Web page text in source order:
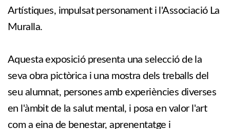
Artístiques, impulsat personament i l'Associació La
Muralla.
Aquesta exposició presenta una selecció de la
seva obra pictòrica i una mostra dels treballs del
seu alumnat, persones amb experiències diverses
en l'àmbit de la salut mental, i posa en valor l'art
com a eina de benestar, aprenentatge i